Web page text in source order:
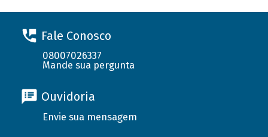
Fale Conosco
08007026337
Mande sua pergunta
Ouvidoria
Envie sua mensagem